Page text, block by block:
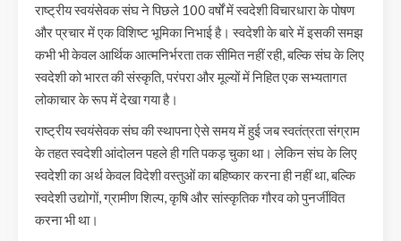
राष्ट्रीय स्वयंसेवक संघ ने पिछले 100 वर्षों में स्वदेशी विचारधारा के पोषण
और प्रचार में एक विशिष्ट भूमिका निभाई है। स्वदेशी के बारे में इसकी समझ
कभी भी केवल आर्थिक आत्मनिर्भरता तक सीमित नहीं रही, बल्कि संघ के लिए
स्वदेशी को भारत की संस्कृति, परंपरा और मूल्यों में निहित एक सभ्यतागत
लोकाचार के रूप में देखा गया है।
राष्ट्रीय स्वयंसेवक संघ की स्थापना ऐसे समय में हुई जब स्वतंत्रता संग्राम
के तहत स्वदेशी आंदोलन पहले ही गति पकड़ चुका था। लेकिन संघ के लिए
स्वदेशी का अर्थ केवल विदेशी वस्तुओं का बहिष्कार करना ही नहीं था, बल्कि
स्वदेशी उद्योगों, ग्रामीण शिल्प, कृषि और सांस्कृतिक गौरव को पुनर्जीवित
करना भी था।